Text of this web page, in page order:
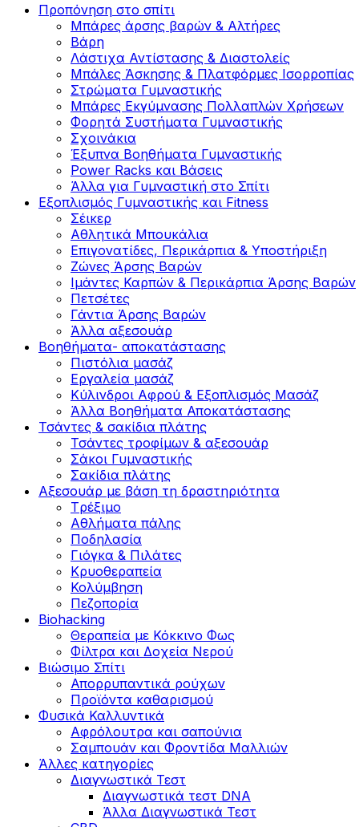
Προπόνηση στο σπίτι
Μπάρες άρσης βαρών & Αλτήρες
Βάρη
Λάστιχα Αντίστασης & Διαστολείς
Μπάλες Άσκησης & Πλατφόρμες Ισορροπίας
Στρώματα Γυμναστικής
Μπάρες Εκγύμνασης Πολλαπλών Χρήσεων
Φορητά Συστήματα Γυμναστικής
Σχοινάκια
Έξυπνα Βοηθήματα Γυμναστικής
Power Racks και Βάσεις
Άλλα για Γυμναστική στο Σπίτι
Εξοπλισμός Γυμναστικής και Fitness
Σέικερ
Αθλητικά Μπουκάλια
Επιγονατίδες, Περικάρπια & Υποστήριξη
Ζώνες Άρσης Βαρών
Ιμάντες Καρπών & Περικάρπια Άρσης Βαρών
Πετσέτες
Γάντια Άρσης Βαρών
Άλλα αξεσουάρ
Βοηθήματα- αποκατάστασης
Πιστόλια μασάζ
Εργαλεία μασάζ
Κύλινδροι Αφρού & Εξοπλισμός Μασάζ
Άλλα Βοηθήματα Αποκατάστασης
Τσάντες & σακίδια πλάτης
Τσάντες τροφίμων & αξεσουάρ
Σάκοι Γυμναστικής
Σακίδια πλάτης
Αξεσουάρ με βάση τη δραστηριότητα
Tρέξιμο
Αθλήματα πάλης
Ποδηλασία
Γιόγκα & Πιλάτες
Κρυοθεραπεία
Κολύμβηση
Πεζοπορία
Biohacking
Θεραπεία με Κόκκινο Φως
Φίλτρα και Δοχεία Νερού
Βιώσιμο Σπίτι
Απορρυπαντικά ρούχων
Προϊόντα καθαρισμού
Φυσικά Καλλυντικά
Αφρόλουτρα και σαπούνια
Σαμπουάν και Φροντίδα Μαλλιών
Άλλες κατηγορίες
Διαγνωστικά Τεστ
Διαγνωστικά τεστ DNA
Άλλα Διαγνωστικά Τεστ